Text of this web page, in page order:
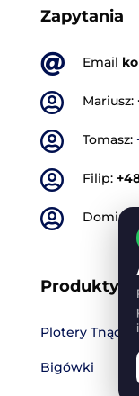
Zapytania
 Email
 Mariusz:
 Tomasz:
 Filip:
 Dominik:
Produkty
Plotery Tnące
Bigówki